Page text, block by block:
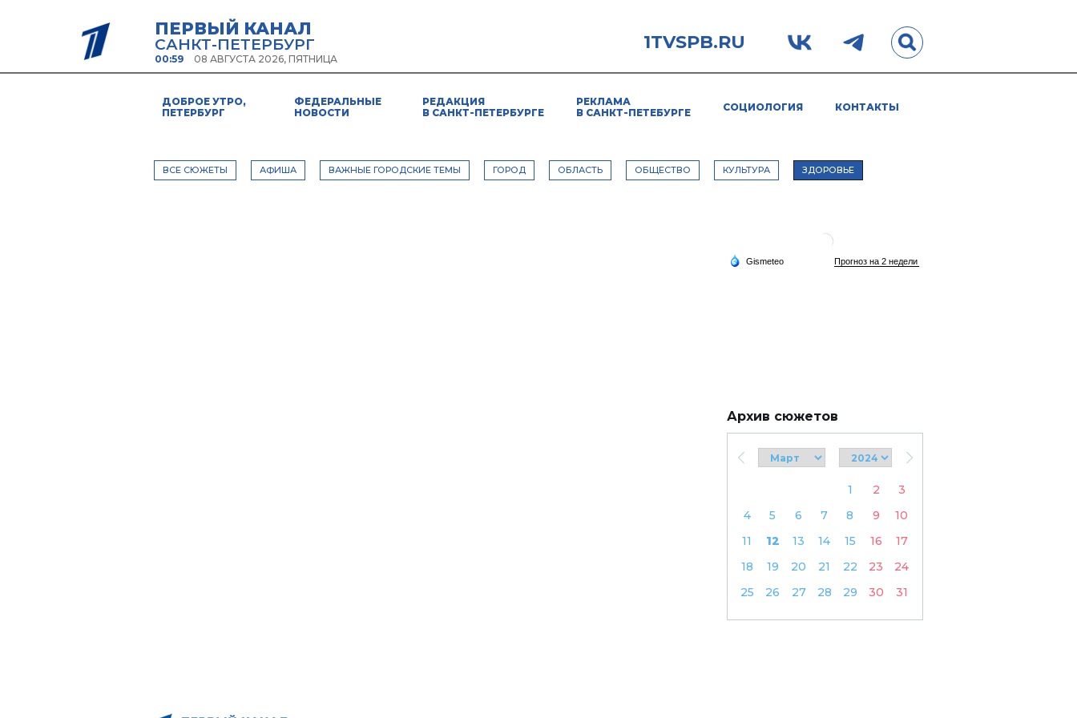
ПЕРВЫЙ КАНАЛ
САНКТ-ПЕТЕРБУРГ
00:59 08 АВГУСТА 2026, ПЯТНИЦА
1TVSPB.RU
ДОБРОЕ УТРО,
ПЕТЕРБУРГ
ФЕДЕРАЛЬНЫЕ
НОВОСТИ
РЕДАКЦИЯ
В САНКТ-ПЕТЕРБУРГЕ
РЕКЛАМА
В САНКТ-ПЕТЕБУРГЕ
СОЦИОЛОГИЯ КОНТАКТЫ
ВСЕ СЮЖЕТЫ АФИША ВАЖНЫЕ ГОРОДСКИЕ ТЕМЫ ГОРОД ОБЛАСТЬ ОБЩЕСТВО КУЛЬТУРА ЗДОРОВЬЕ
Архив сюжетов
1 2
3
4
5 6 7 8 9
10
11
12 13 14 15 16
17
18
19 20 21 22 23
24
25
26 27 28 29 30 31